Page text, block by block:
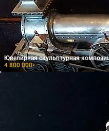
Ювелирная скульптурная
4 800 000₽